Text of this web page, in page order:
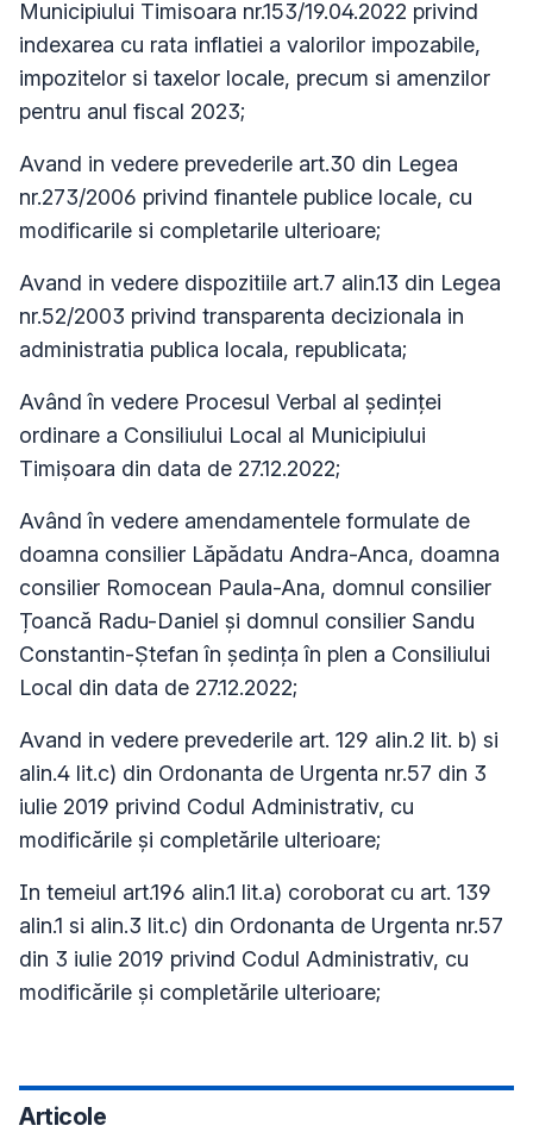
Municipiului Timisoara nr.153/19.04.2022 privind
indexarea cu rata inflatiei a valorilor impozabile,
impozitelor si taxelor locale, precum si amenzilor
pentru anul fiscal 2023;
Avand in vedere prevederile art.30 din Legea
nr.273/2006 privind finantele publice locale, cu
modificarile si completarile ulterioare;
Avand in vedere dispozitiile art.7 alin.13 din Legea
nr.52/2003 privind transparenta decizionala in
administratia publica locala, republicata;
Având în vedere Procesul Verbal al ședinței
ordinare a Consiliului Local al Municipiului
Timișoara din data de 27.12.2022;
Având în vedere amendamentele formulate de
doamna consilier Lăpădatu Andra-Anca, doamna
consilier Romocean Paula-Ana, domnul consilier
Țoancă Radu-Daniel și domnul consilier Sandu
Constantin-Ștefan în ședința în plen a Consiliului
Local din data de 27.12.2022;
Avand in vedere prevederile art. 129 alin.2 lit. b) si
alin.4 lit.c) din Ordonanta de Urgenta nr.57 din 3
iulie 2019 privind Codul Administrativ, cu
modificările și completările ulterioare;
In temeiul art.196 alin.1 lit.a) coroborat cu art. 139
alin.1 si alin.3 lit.c) din Ordonanta de Urgenta nr.57
din 3 iulie 2019 privind Codul Administrativ, cu
modificările și completările ulterioare;
Articole